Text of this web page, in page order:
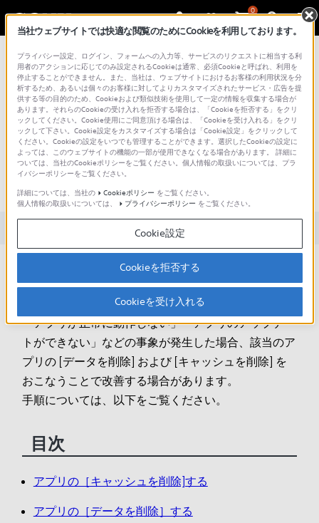
0
総合サポート・お問い合わせ
文書番号 : 00286320 / 最終更新日 : 2026/04/27
アプリのキャッシュを削除、また
はデータを削除をする方法
（Android TV™ / Google TV™）
対象製品カテゴリー・製品
説明
「アプリが正常に動作しない」「アプリのアップデー
トができない」などの事象が発生した場合、該当のア
プリの [データを削除] および [キャッシュを削除] を
おこなうことで改善する場合があります。
手順については、以下をご覧ください。
目次
アプリの［キャッシュを削除]する
アプリの［データを削除］する
当社ウェブサイトでは快適な閲覧のためにCookieを利用しております。
プライバシー設定、ログイン、フォームへの入力等、サービスのリクエストに相当する利
用者のアクションに応じてのみ設定されるCookieは通常、必須Cookieと呼ばれ、利用を
停止することができません。また、当社は、ウェブサイトにおけるお客様の利用状況を分
析するため、あるいは個々のお客様に対してよりカスタマイズされたサービス・広告を提
供する等の目的のため、Cookieおよび類似技術を使用して一定の情報を収集する場合が
あります。それらのCookieの受け入れを拒否する場合は、「Cookieを拒否する」をクリ
ックしてください。Cookie使用にご同意頂ける場合は、「Cookieを受け入れる」をクリ
ックして下さい。Cookie設定をカスタマイズする場合は「Cookie設定」をクリックして
ください。Cookieの設定をいつでも管理することができます。選択したCookieの設定に
よっては、このウェブサイトの機能の一部が使用できなくなる場合があります。 詳細に
ついては、当社のCookieポリシーをご覧ください。個人情報の取扱いについては、プラ
イバシーポリシーをご覧ください。
詳細については、当社の
Cookieポリシー をご覧ください。
個人情報の取扱いについては、
プライバシーポリシー をご覧ください。
Cookie設定
Cookieを拒否する
Cookieを受け入れる